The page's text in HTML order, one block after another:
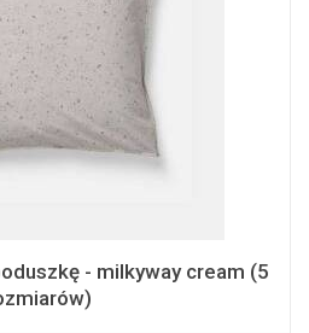
- milkyway cream (5